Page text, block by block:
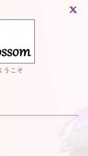
うこそ